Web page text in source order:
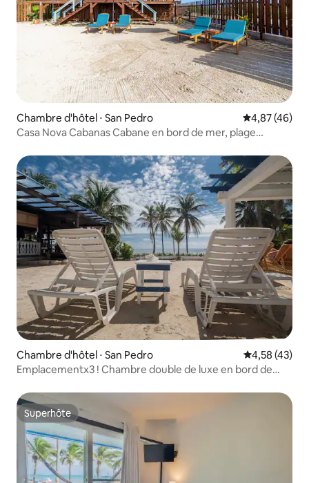
Chambre d'hôtel ⋅ San Pedro Évaluation
4,87 (46)
Casa Nova Cabanas Cabane en bord de mer, plage
Chambre d'hôtel ⋅ San Pedro Évaluation
4,58 (43)
Emplacementx3 ! Chambre double de luxe en bord de
Superhôte
Superhôte